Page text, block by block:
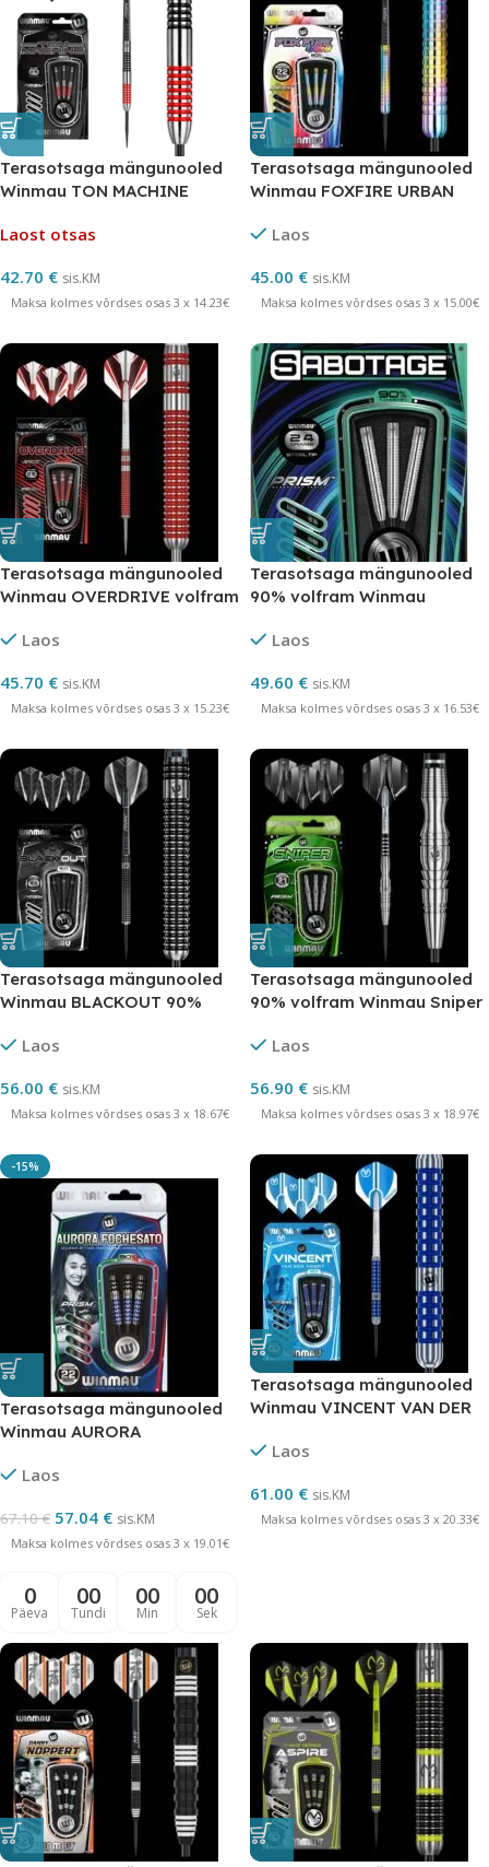
Terasotsaga mängunooled
Winmau TON MACHINE
Laost otsas
42.70 € sis.KM
Maksa kolmes võrdses osas 3 x 14.23€
Terasotsaga mängunooled
Winmau FOXFIRE URBAN
Laos
45.00 € sis.KM
Maksa kolmes võrdses osas 3 x 15.00€
Terasotsaga mängunooled
Winmau OVERDRIVE volfram
Laos
45.70 € sis.KM
Maksa kolmes võrdses osas 3 x 15.23€
Terasotsaga mängunooled
90% volfram Winmau
Laos
49.60 € sis.KM
Maksa kolmes võrdses osas 3 x 16.53€
Terasotsaga mängunooled
Winmau BLACKOUT 90%
Laos
56.00 € sis.KM
Maksa kolmes võrdses osas 3 x 18.67€
Terasotsaga mängunooled
90% volfram Winmau Sniper
Laos
56.90 € sis.KM
Maksa kolmes võrdses osas 3 x 18.97€
-15%
Terasotsaga mängunooled
Winmau AURORA
grammi
Laos
67.10€ 57.04 € sis.KM
Maksa kolmes võrdses osas 3 x 19.01€
0
Päeva
00
Tundi
00
Min
00
Sek
Terasotsaga mängunooled
Winmau VINCENT VAN DER
Laos
61.00 € sis.KM
Maksa kolmes võrdses osas 3 x 20.33€